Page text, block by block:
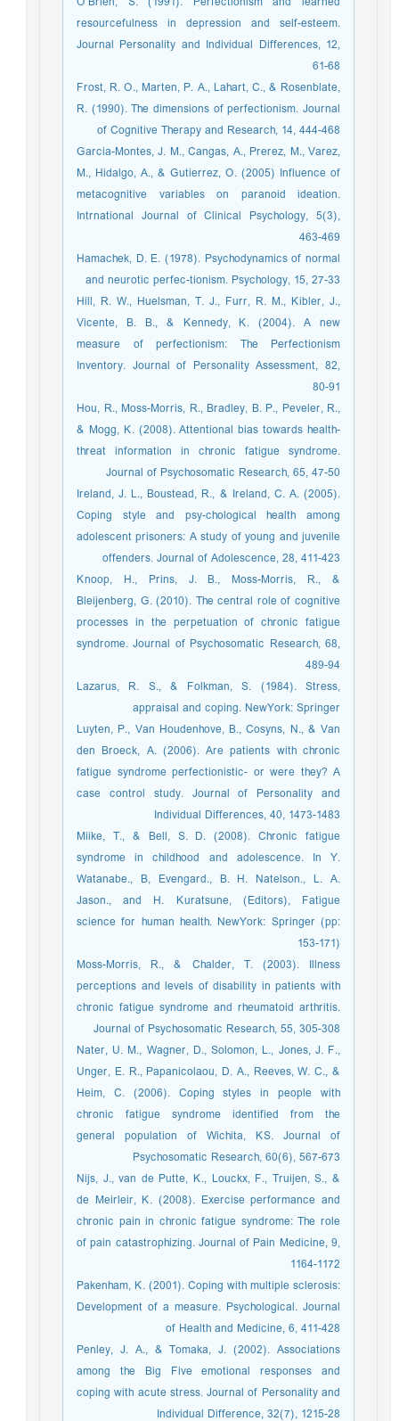
resourcefulness in depression and self-esteem.
Journal Personality and Individual Differences, 12,
61-68
Frost, R. O., Marten, P. A., Lahart, C., & Rosenblate,
R. (1990). The dimensions of perfectionism. Journal
of Cognitive Therapy and Research, 14, 444-468
Garcia-Montes, J. M., Cangas, A., Prerez, M., Varez,
M., Hidalgo, A., & Gutierrez, O. (2005) Influence of
metacognitive variables on paranoid ideation.
Intrnational Journal of Clinical Psychology, 5(3),
463-469
Hamachek, D. E. (1978). Psychodynamics of normal
and neurotic perfec-tionism. Psychology, 15, 27-33
Hill, R. W., Huelsman, T. J., Furr, R. M., Kibler, J.,
Vicente, B. B., & Kennedy, K. (2004). A new
measure of perfectionism: The Perfectionism
Inventory. Journal of Personality Assessment, 82,
80-91
Hou, R., Moss-Morris, R., Bradley, B. P., Peveler, R.,
& Mogg, K. (2008). Attentional bias towards health-
threat information in chronic fatigue syndrome.
Journal of Psychosomatic Research, 65, 47-50
Ireland, J. L., Boustead, R., & Ireland, C. A. (2005).
Coping style and psy-chological health among
adolescent prisoners: A study of young and juvenile
offenders. Journal of Adolescence, 28, 411-423
Knoop, H., Prins, J. B., Moss-Morris, R., &
Bleijenberg, G. (2010). The central role of cognitive
processes in the perpetuation of chronic fatigue
syndrome. Journal of Psychosomatic Research, 68,
489-94
Lazarus, R. S., & Folkman, S. (1984). Stress,
appraisal and coping. NewYork: Springer
Luyten, P., Van Houdenhove, B., Cosyns, N., & Van
den Broeck, A. (2006). Are patients with chronic
fatigue syndrome perfectionistic- or were they? A
case control study. Journal of Personality and
Individual Differences, 40, 1473-1483
Miike, T., & Bell, S. D. (2008). Chronic fatigue
syndrome in childhood and adolescence. In Y.
Watanabe., B, Evengard., B. H. Natelson., L. A.
Jason., and H. Kuratsune, (Editors), Fatigue
science for human health. NewYork: Springer (pp:
153-171)
Moss-Morris, R., & Chalder, T. (2003). Illness
perceptions and levels of disability in patients with
chronic fatigue syndrome and rheumatoid arthritis.
Journal of Psychosomatic Research, 55, 305-308
Nater, U. M., Wagner, D., Solomon, L., Jones, J. F.,
Unger, E. R., Papanicolaou, D. A., Reeves, W. C., &
Heim, C. (2006). Coping styles in people with
chronic fatigue syndrome identified from the
general population of Wichita, KS. Journal of
Psychosomatic Research, 60(6), 567-673
Nijs, J., van de Putte, K., Louckx, F., Truijen, S., &
de Meirleir, K. (2008). Exercise performance and
chronic pain in chronic fatigue syndrome: The role
of pain catastrophizing. Journal of Pain Medicine, 9,
1164-1172
Pakenham, K. (2001). Coping with multiple sclerosis:
Development of a measure. Psychological. Journal
of Health and Medicine, 6, 411-428
Penley, J. A., & Tomaka, J. (2002). Associations
among the Big Five emotional responses and
coping with acute stress. Journal of Personality and
Individual Difference, 32(7), 1215-28